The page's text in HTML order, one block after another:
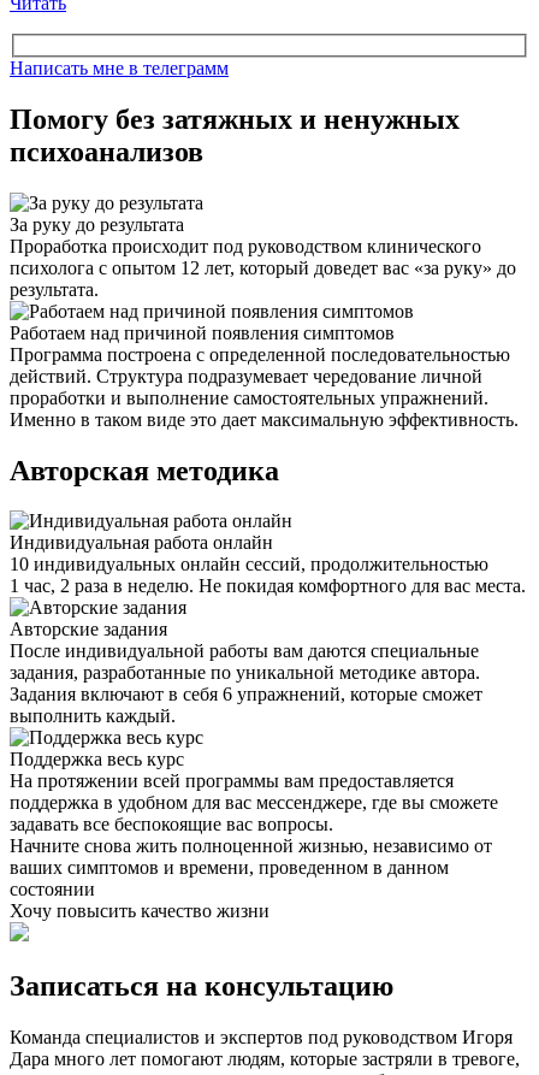
Написать мне в телеграмм
Помогу без затяжных и ненужных
психоанализов
За руку до результата
Проработка происходит под руководством клинического
психолога с опытом 12 лет, который доведет вас «за руку» до
результата.
Работаем над причиной появления симптомов
Программа построена с определенной последовательностью
действий. Структура подразумевает чередование личной
проработки и выполнение самостоятельных упражнений.
Именно в таком виде это дает максимальную эффективность.
Авторская методика
Индивидуальная работа онлайн
10 индивидуальных онлайн сессий, продолжительностью
1 час, 2 раза в неделю. Не покидая комфортного для вас места.
Авторские задания
После индивидуальной работы вам даются специальные
задания, разработанные по уникальной методике автора.
Задания включают в себя 6 упражнений, которые сможет
выполнить каждый.
Поддержка весь курс
На протяжении всей программы вам предоставляется
поддержка в удобном для вас мессенджере, где вы сможете
задавать все беспокоящие вас вопросы.
Начните снова жить полноценной жизнью, независимо от
ваших симптомов и времени, проведенном в данном
состоянии
Хочу повысить качество жизни
Записаться на консультацию
Команда специалистов и экспертов под руководством Игоря
Дара много лет помогают людям, которые застряли в тревоге,